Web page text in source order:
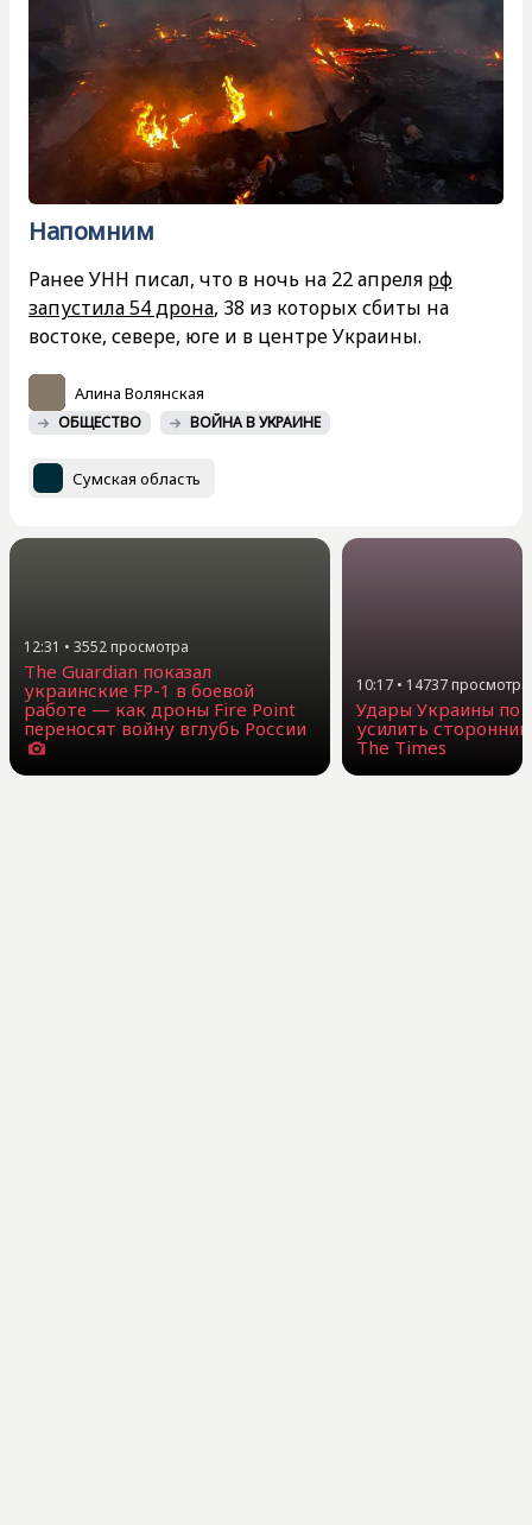
Напомним
Ранее УНН писал, что в ночь на 22 апреля рф
запустила 54 дрона, 38 из которых сбиты на
востоке, севере, юге и в центре Украины.
Алина Волянская
ОБЩЕСТВО ВОЙНА В УКРАИНЕ
Сумская область
12:31 • 3552просмотра
The Guardian показал
украинские FP-1 в боевой
работе — как дроны Fire Point
переносят войну вглубь России
10:17 • 14737просмотра
Удары Украины по
усилить
The Times